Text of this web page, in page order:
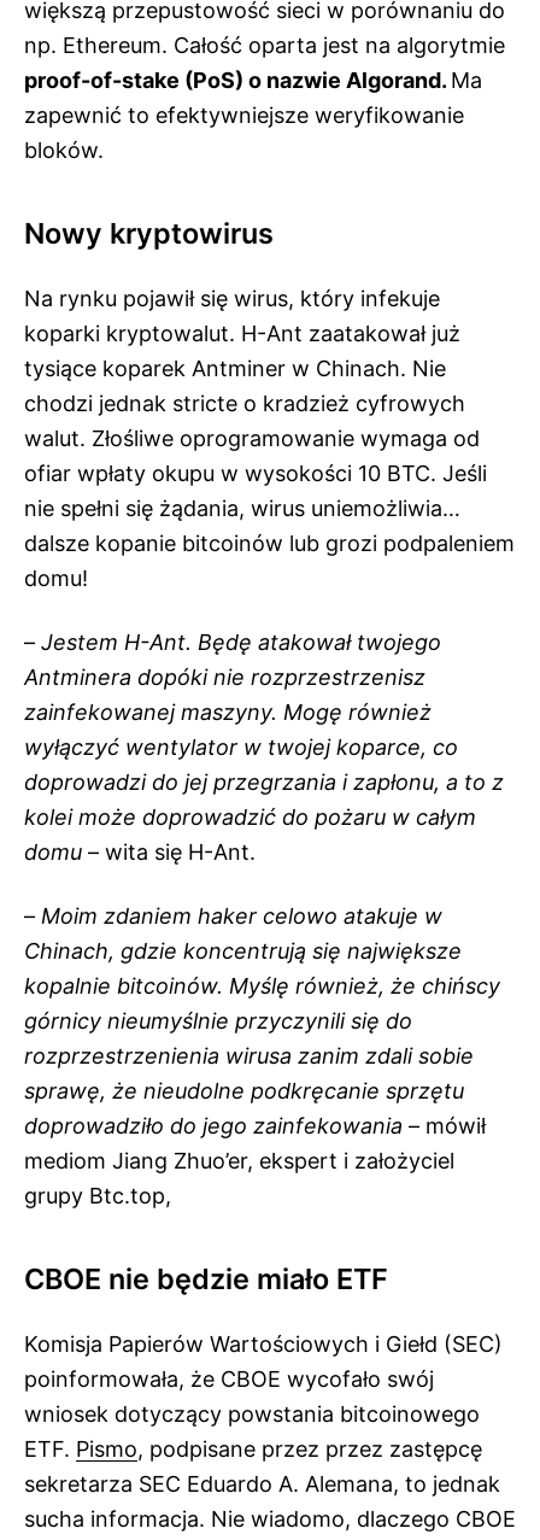
większą przepustowość sieci w porównaniu do
np. Ethereum. Całość oparta jest na algorytmie
proof-of-stake (PoS) o nazwie Algorand. Ma
zapewnić to efektywniejsze weryfikowanie
bloków.
Nowy kryptowirus
Na rynku pojawił się wirus, który infekuje
koparki kryptowalut. H-Ant zaatakował już
tysiące koparek Antminer w Chinach. Nie
chodzi jednak stricte o kradzież cyfrowych
walut. Złośliwe oprogramowanie wymaga od
ofiar wpłaty okupu w wysokości 10 BTC. Jeśli
nie spełni się żądania, wirus uniemożliwia…
dalsze kopanie bitcoinów lub grozi podpaleniem
domu!
– Jestem H-Ant. Będę atakował twojego
Antminera dopóki nie rozprzestrzenisz
zainfekowanej maszyny. Mogę również
wyłączyć wentylator w twojej koparce, co
doprowadzi do jej przegrzania i zapłonu, a to z
kolei może doprowadzić do pożaru w całym
domu – wita się H-Ant.
– Moim zdaniem haker celowo atakuje w
Chinach, gdzie koncentrują się największe
kopalnie bitcoinów. Myślę również, że chińscy
górnicy nieumyślnie przyczynili się do
rozprzestrzenienia wirusa zanim zdali sobie
sprawę, że nieudolne podkręcanie sprzętu
doprowadziło do jego zainfekowania – mówił
mediom Jiang Zhuo’er, ekspert i założyciel
grupy Btc.top,
CBOE nie będzie miało ETF
Komisja Papierów Wartościowych i Giełd (SEC)
poinformowała, że CBOE wycofało swój
wniosek dotyczący powstania bitcoinowego
ETF. Pismo, podpisane przez przez zastępcę
sekretarza SEC Eduardo A. Alemana, to jednak
sucha informacja. Nie wiadomo, dlaczego CBOE